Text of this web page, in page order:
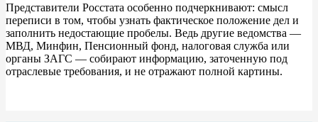
Представители Росстата особенно подчеркнивают: смысл
переписи в том, чтобы узнать фактическое положение дел и
заполнить недостающие пробелы. Ведь другие ведомства —
МВД, Минфин, Пенсионный фонд, налоговая служба или
органы ЗАГС — собирают информацию, заточенную под
отраслевые требования, и не отражают полной картины.